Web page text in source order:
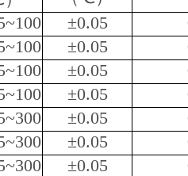
±0.05
±0.05
±0.05
±0.05
±0.05
±0.05
±0.05